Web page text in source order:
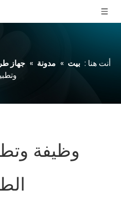
أنت هنا : بيت » مدونة » جهاز
وظيفة